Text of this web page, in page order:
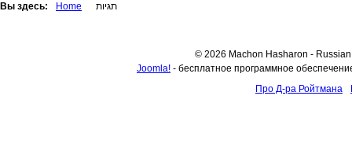
Вы здесь: Home תגיות
© 2026 Machon Hasharon -
Joomla! - бесплатное программное
Про Д-ра Ройтмана